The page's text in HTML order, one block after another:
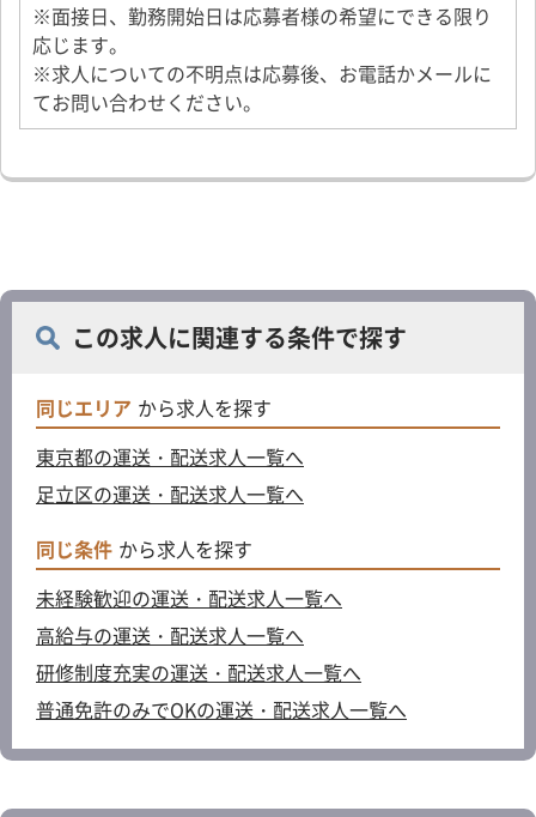
※面接日、勤務開始日は応募者様の希望にできる限り
応じます。
※求人についての不明点は応募後、お電話かメールに
てお問い合わせください。
この求人に関連する条件で探す
同じエリア から求人を探す
東京都の運送・配送求人一覧へ
足立区の運送・配送求人一覧へ
同じ条件 から求人を探す
未経験歓迎の運送・配送求人一覧へ
高給与の運送・配送求人一覧へ
研修制度充実の運送・配送求人一覧へ
普通免許のみでOKの運送・配送求人一覧へ